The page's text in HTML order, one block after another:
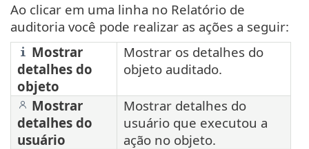
Ao clicar em uma linha no Relatório de
auditoria você pode realizar as ações a seguir:
Mostrar
detalhes do
objeto
Mostrar os detalhes do
objeto auditado.
Mostrar
detalhes do
usuário
Mostrar detalhes do
usuário que executou a
ação no objeto.